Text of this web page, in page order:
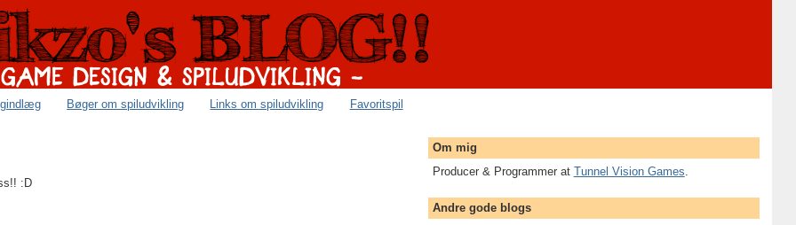
Bøger om spiludvikling Links om spiludvikling Favoritspil
:D
Om mig
Producer & Programmer at Tunnel Vision Games
Andre gode blogs